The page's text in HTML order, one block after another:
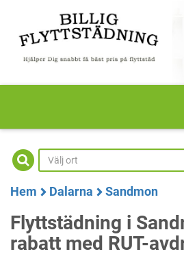
Hem Dalarna Sandmon
Flyttstädning i
rabatt med RUT-